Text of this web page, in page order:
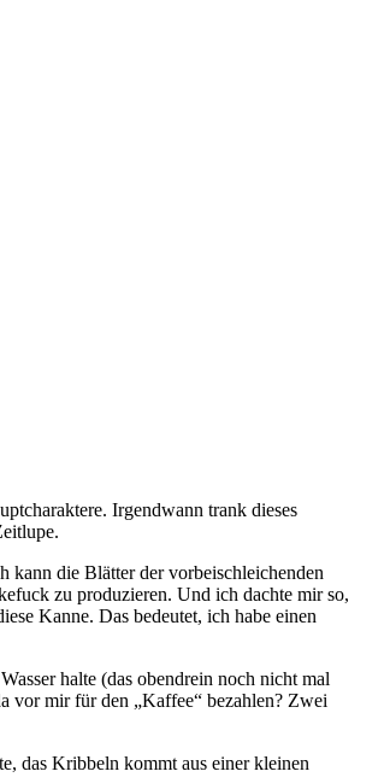
Irgendwann trank dieses
kann die Blätter der vorbeischleichenden
zu produzieren. Und ich dachte mir so,
Kanne. Das bedeutet, ich habe einen
halte (das obendrein noch nicht mal
vor mir für den „Kaffee“ bezahlen? Zwei
das Kribbeln kommt aus einer kleinen